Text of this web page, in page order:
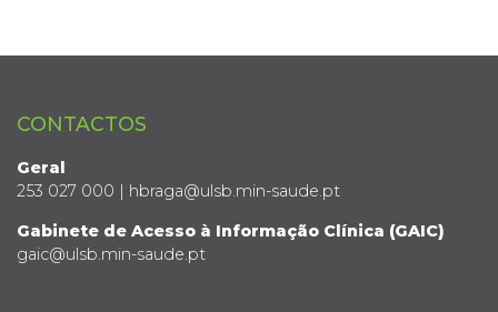
CONTACTOS
Geral
253 027 000 | hbraga@ulsb.min-saude.pt
Gabinete de Acesso à Informação Clínica (GAIC)
gaic@ulsb.min-saude.pt